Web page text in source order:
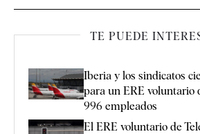
TE PUEDE
Iberia y los sindicatos
para un ERE voluntario
996 empleados
El ERE voluntario de